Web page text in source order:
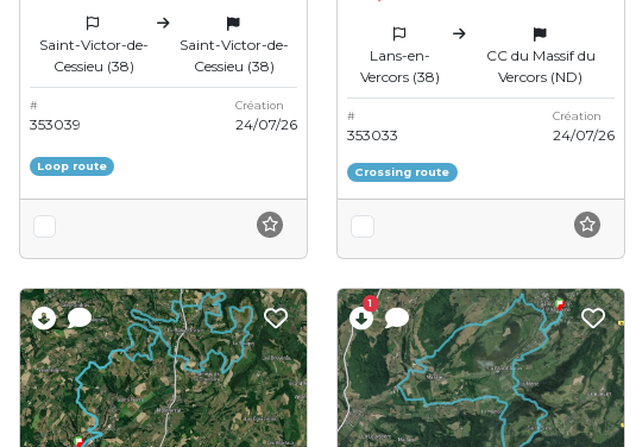
Saint-Victor-de-
Cessieu (38)
Saint-Victor-de-
Cessieu (38)
#
353039
Création
24/07/26
Loop route
Lans-en-
Vercors (38)
CC du Massif du
Vercors (ND)
#
353033
Création
24/07/26
Crossing route
1